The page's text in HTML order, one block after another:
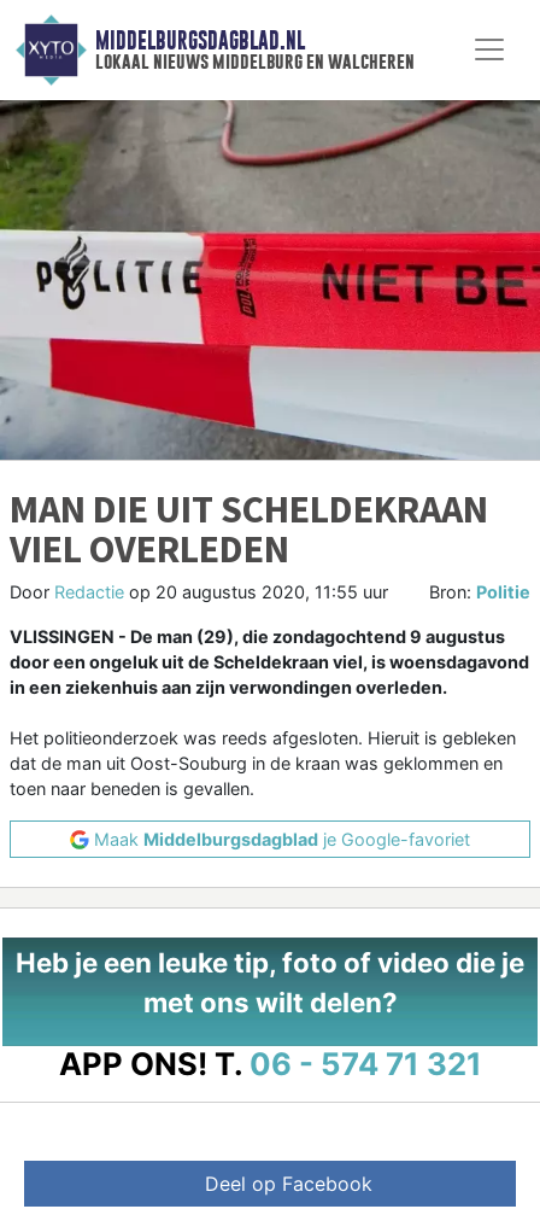
MIDDELBURGSDAGBLAD.NL
lokaal nieuws middelburg en walcheren
MAN DIE UIT SCHELDEKRAAN
VIEL OVERLEDEN
Door Redactie op 20 augustus 2020, 11:55 uur Bron: Politie
VLISSINGEN - De man (29), die zondagochtend 9 augustus
door een ongeluk uit de Scheldekraan viel, is woensdagavond
in een ziekenhuis aan zijn verwondingen overleden.
Het politieonderzoek was reeds afgesloten. Hieruit is gebleken
dat de man uit Oost-Souburg in de kraan was geklommen en
toen naar beneden is gevallen.
Maak Middelburgsdagblad je Google-favoriet
Heb je een leuke tip, foto of video die je
met ons wilt delen?
APP ONS! T. 06 - 574 71 321
Deel op Facebook